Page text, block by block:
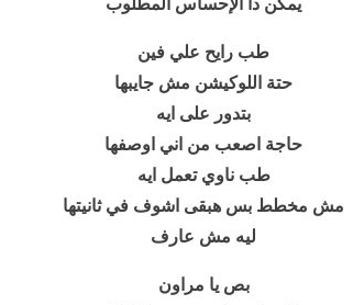
يمكن دا الإحساس المطلوب
طب رايح علي فين
حتة اللوكيشن مش جايبها
بتدور على ايه
حاجة اصعب من اني اوصفها
طب ناوي تعمل ايه
مش مخطط بس هبقى اشوف في ثانيتها
ليه مش عارف
بص يا مراون